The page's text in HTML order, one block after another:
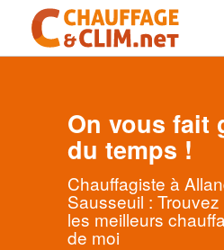
On vous fait
du temps !
Chauffagiste à
Sausseuil :
les meilleurs
de moi